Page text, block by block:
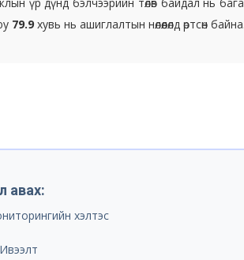
79.9 хувь нь ашиглалтын нөлөөлөлд өртсөн байна.
авах:
хэлтэс